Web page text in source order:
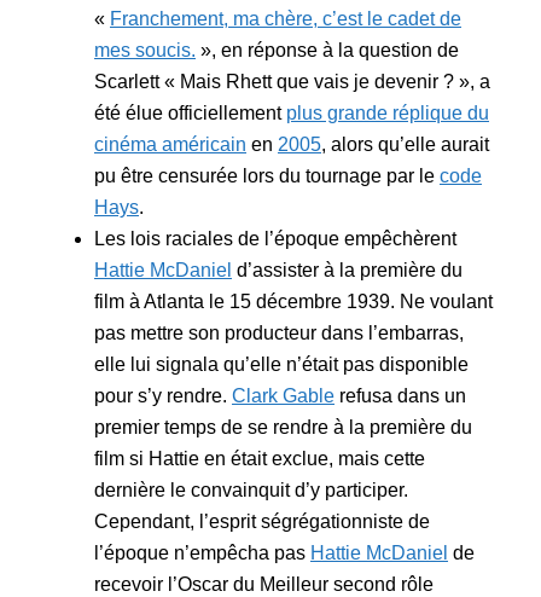
« Franchement, ma chère, c’est le cadet de
mes soucis. », en réponse à la question de
Scarlett« Mais Rhett que vais je devenir ? », a
été élue officiellement plus grande réplique du
cinéma américain en 2005, alors qu’elle aurait
pu être censurée lors du tournage par le code
Hays.
Les lois raciales de l’époque empêchèrent
Hattie McDaniel d’assister à la première du
film à Atlanta le 15 décembre 1939. Ne voulant
pas mettre son producteur dans l’embarras,
elle lui signala qu’elle n’était pas disponible
pour s’y rendre. Clark Gable refusa dans un
premier temps de se rendre à la première du
film si Hattie en était exclue, mais cette
dernière le convainquit d’y participer.
Cependant, l’esprit ségrégationniste de
l’époque n’empêcha pas Hattie McDaniel de
recevoir l’Oscar du Meilleur second rôle